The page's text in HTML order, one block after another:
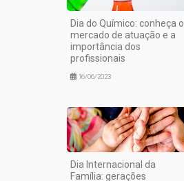
Dia do Químico: conheça o
mercado de atuação e a
importância dos
profissionais
16/06/2023
Dia Internacional da
Família: gerações